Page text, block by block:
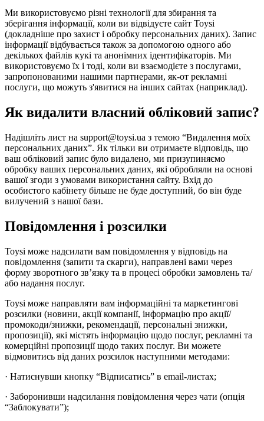
Ми використовуємо різні технології для збирання та
зберігання інформації, коли ви відвідуєте сайт Toysi
(докладніше про захист і обробку персональних даних). Запис
інформації відбувається також за допомогою одного або
декількох файлів кукі та анонімних ідентифікаторів. Ми
використовуємо їх і тоді, коли ви взаємодієте з послугами,
запропонованими нашими партнерами, як-от рекламні
послуги, що можуть з'явитися на інших сайтах (наприклад).
Як видалити власний обліковий запис?
Надішліть лист на support@toysi.ua з темою “Видалення моїх
персональних даних”. Як тільки ви отримаєте відповідь, що
ваш обліковий запис було видалено, ми призупиняємо
обробку ваших персональних даних, які обробляли на основі
вашої згоди з умовами використання сайту. Вхід до
особистого кабінету більше не буде доступний, бо він буде
вилучений з нашої бази.
Повідомлення і розсилки
Toysi може надсилати вам повідомлення у відповідь на
повідомлення (запити та скарги), направлені вами через
форму зворотного зв’язку та в процесі обробки замовлень та/
або надання послуг.
Toysi може направляти вам інформаційні та маркетингові
розсилки (новини, акції компанії, інформацію про акції/
промокоди/знижки, рекомендації, персональні знижки,
пропозиції), які містять інформацію щодо послуг, рекламні та
комерційні пропозиції щодо таких послуг. Ви можете
відмовитись від даних розсилок наступними методами:
· Натиснувши кнопку “Відписатись” в email-листах;
· Заборонивши надсилання повідомлення через чати (опція
“Заблокувати”);